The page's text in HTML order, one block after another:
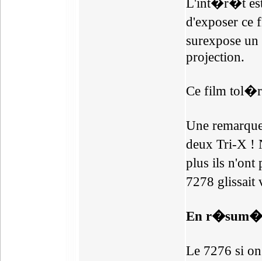
d'exposer ce
surexpose
projection.
Ce film
Une
deux Tri-X !
plus ils n'ont
7278
En
Le 7276 si